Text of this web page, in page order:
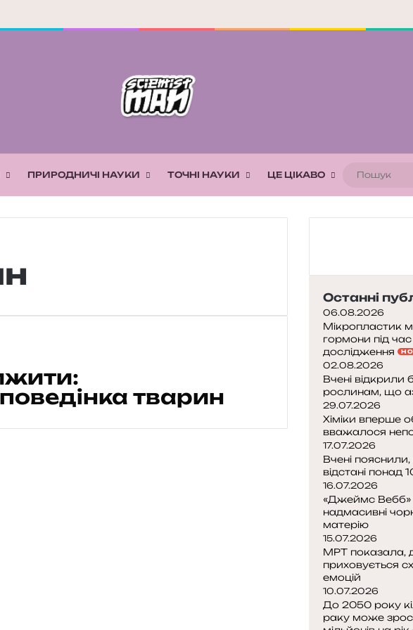
ПРИРОДНИЧІ НАУКИ ТОЧНІ НАУКИ ЦЕ ЦІКАВО
тварин
Останні
06.08.2026
Мікропластик
гормони під час
дослідження
02.08.2026
Вчені відкрили
рослинам, що
29.07.2026
Хіміки вперше
вважалося
17.07.2026
Вчені
відстані понад
16.07.2026
«Джеймс Вебб»
надмасивні
матерію
15.07.2026
МРТ показала,
приховується
емоцій
10.07.2026
До 2050 року
раку може